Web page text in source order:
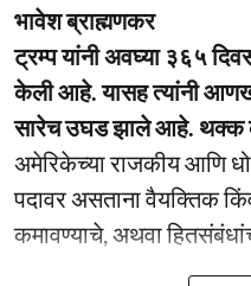
भावेश ब्राह्मणकर
ट्रम्प यांनी अवघ्या ३६५
केली आहे. यासह त्यांनी
सारेच उघड झाले आहे.
अमेरिकेच्या राजकीय आणि
पदावर असताना वैयक्तिक
कमावण्याचे, अथवा